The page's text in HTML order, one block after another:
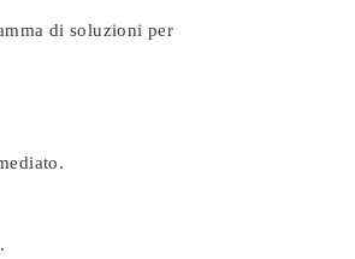
di soluzioni per